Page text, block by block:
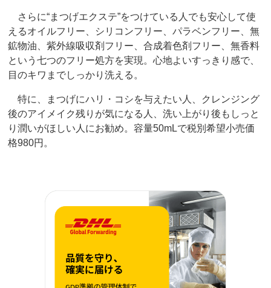
さらに“まつげエクステ”をつけている人でも安心して使
えるオイルフリー、シリコンフリー、パラベンフリー、無
鉱物油、紫外線吸収剤フリー、合成着色剤フリー、無香料
という七つのフリー処方を実現。心地よいすっきり感で、
目のキワまでしっかり洗える。
特に、まつげにハリ・コシを与えたい人、クレンジング
後のアイメイク残りが気になる人、洗い上がり後もしっと
り潤いがほしい人にお勧め。容量50mLで税別希望小売価
格980円。